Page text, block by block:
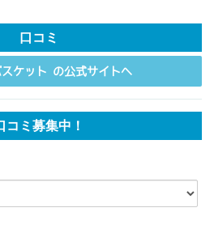
口コミ
ケット の公式サイトへ
コミ募集中！